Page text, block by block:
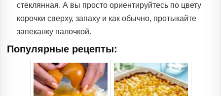
стеклянная. А вы просто ориентируйтесь по цвету
корочки сверху, запаху и как обычно, протыкайте
запеканку палочкой.
Популярные рецепты: